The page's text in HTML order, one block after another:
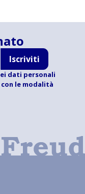
Iscriviti
dati personali
le modalità